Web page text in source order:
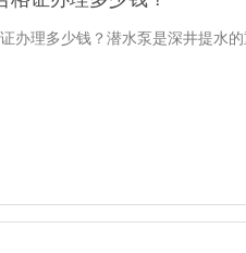
办理多少钱？潜水泵是深井提水